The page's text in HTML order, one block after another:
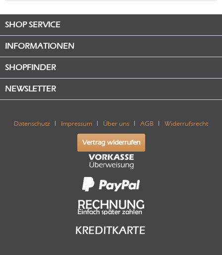
SHOP SERVICE
INFORMATIONEN
SHOPFINDER
NEWSLETTER
Datenschutz Impressum Über uns AGB Widerrufsrecht
Vertrag widerrufen